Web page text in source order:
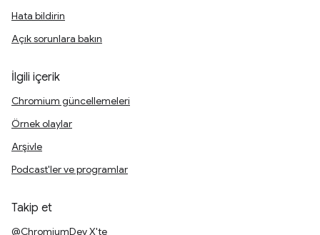
Hata bildirin
Açık sorunlara bakın
İlgili içerik
Chromium güncellemeleri
Örnek olaylar
Arşivle
Podcast'ler ve programlar
Takip et
@ChromiumDev X'te